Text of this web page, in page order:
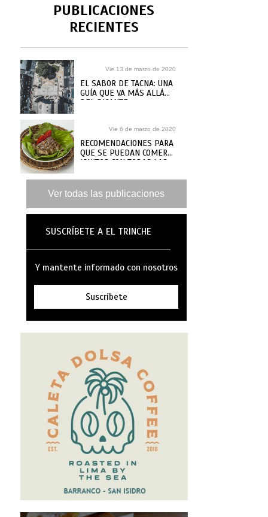
PUBLICACIONES
RECIENTES
Vie 13 de marzo de 2020
EL SABOR DE TACNA: UNA
GUÍA QUE VA MÁS ALLÁ
DEL PICANTE
Vie 6 de marzo de 2020
RECOMENDACIONES PARA
QUE SE PUEDAN COMER
IQUITOS CON TODAS LAS
Ver todas las publicaciones
SUSCRÍBETE A EL TRINCHE
Y mantente informado con nosotros
Suscríbete